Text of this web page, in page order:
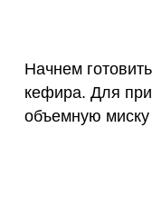
15 мг
Начнем
кефира. Для
объемную
с